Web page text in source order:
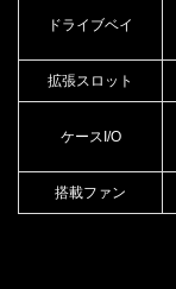
ドライブベイ
拡張スロット
ケースI/O
搭載ファン